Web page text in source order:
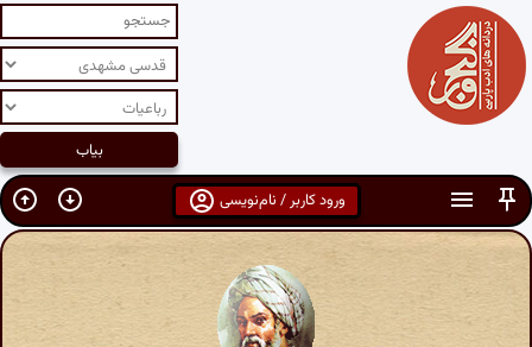
ورود کاربر / نام‌نویسی